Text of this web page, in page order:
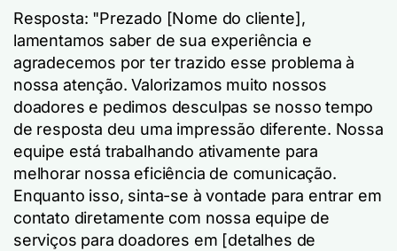
Resposta: "Prezado [Nome do cliente],
lamentamos saber de sua experiência e
agradecemos por ter trazido esse problema à
nossa atenção. Valorizamos muito nossos
doadores e pedimos desculpas se nosso tempo
de resposta deu uma impressão diferente. Nossa
equipe está trabalhando ativamente para
melhorar nossa eficiência de comunicação.
Enquanto isso, sinta-se à vontade para entrar em
contato diretamente com nossa equipe de
serviços para doadores em [detalhes de